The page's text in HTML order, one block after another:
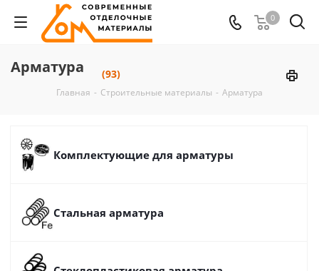
0
Арматура (93)
Главная - Строительные материалы - Арматура
Комплектующие для арматуры
Стальная арматура